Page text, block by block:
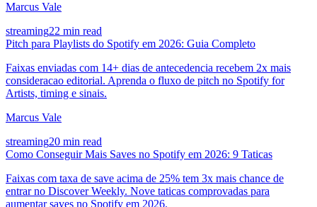
Marcus Vale
streaming22 min read
Pitch para Playlists do Spotify em 2026: Guia Completo
Faixas enviadas com 14+ dias de antecedencia recebem 2x mais
consideracao editorial. Aprenda o fluxo de pitch no Spotify for
Artists, timing e sinais.
Marcus Vale
streaming20 min read
Como Conseguir Mais Saves no Spotify em 2026: 9 Taticas
Faixas com taxa de save acima de 25% tem 3x mais chance de
entrar no Discover Weekly. Nove taticas comprovadas para
aumentar saves no Spotify em 2026.